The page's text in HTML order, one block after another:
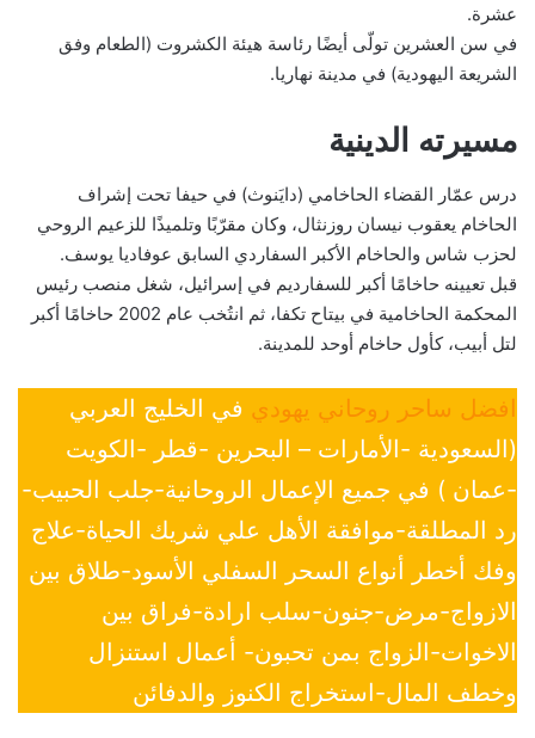
عشرة.
في سن العشرين تولّى أيضًا رئاسة هيئة الكشروت (الطعام وفق
الشريعة اليهودية) في مدينة نهاريا.
مسيرته الدينية
درس عمّار القضاء الحاخامي (دايَنوث) في حيفا تحت إشراف
الحاخام يعقوب نيسان روزنثال، وكان مقرّبًا وتلميذًا للزعيم الروحي
لحزب شاس والحاخام الأكبر السفاردي السابق عوفاديا يوسف.
قبل تعيينه حاخامًا أكبر للسفارديم في إسرائيل، شغل منصب رئيس
المحكمة الحاخامية في بيتاح تكفا، ثم انتُخب عام 2002 حاخامًا أكبر
لتل أبيب، كأول حاخام أوحد للمدينة.
افضل ساحر روحاني يهودي في الخليج العربي
(السعودية -الأمارات – البحرين -قطر -الكويت
-عمان ) في جميع الإعمال الروحانية-جلب الحبيب-
رد المطلقة-موافقة الأهل علي شريك الحياة-علاج
وفك أخطر أنواع السحر السفلي الأسود-طلاق بين
الازواج-مرض-جنون-سلب ارادة-فراق بين
الاخوات-الزواج بمن تحبون- أعمال استنزال
وخطف المال-استخراج الكنوز والدفائن